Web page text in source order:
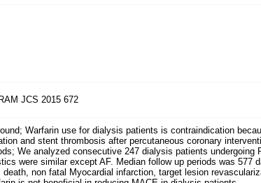
JCS 2015 672
Warfarin use for dialysis patients is contraindication
and stent thrombosis after percutaneous coronary
We analyzed consecutive 247 dialysis patients
were similar except AF. Median follow up periods was
death, non fatal Myocardial infarction, target lesion